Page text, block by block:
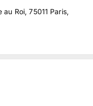
au Roi, 75011 Paris,